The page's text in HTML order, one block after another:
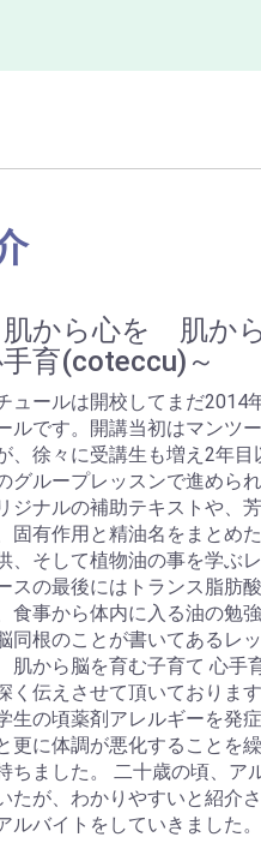
肌から心を 肌か
育(coteccu)～
ュールは開校してまだ2014
ルです。開講当初はマンツ
、徐々に受講生も増え2年目
グループレッスンで進めら
ジナルの補助テキストや、
固有作用と精油名をまとめ
、そして植物油の事を学ぶ
スの最後にはトランス脂肪
食事から体内に入る油の勉強
同根のことが書いてあるレ
から脳を育む子育て 心手
く伝えさせて頂いております
生の頃薬剤アレルギーを発
更に体調が悪化することを
ちました。 二十歳の頃、ア
たが、わかりやすいと紹介
ルバイトをしていきました。